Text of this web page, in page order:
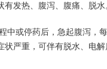
发热、腹泻、腹痛、脱水
停药后，急起腹泻，每
严重，可伴有脱水、电